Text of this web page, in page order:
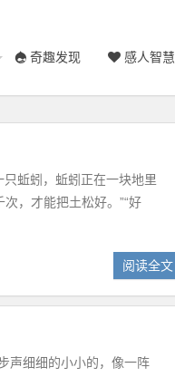
奇趣发现 感人智慧
蚯蚓，蚯蚓正在一块地里
，才能把土松好。”“好
阅读全文
声细细的小小的，像一阵